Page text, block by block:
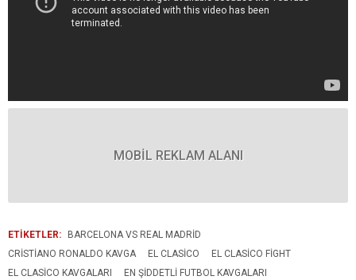
MOBİL REKLAM ALANI
ETİKETLER:
BARCELONA VS REAL MADRID
CRISTIANO RONALDO KAVGA
EL CLASICO
EL CLASICO FIGHT
EL CLASICO KAVGALARI
EN ŞIDDETLI FUTBOL KAVGALARI